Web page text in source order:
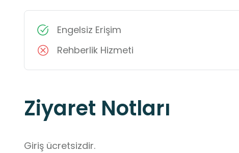
Engelsiz Erişim
Rehberlik Hizmeti
Ziyaret Notları
Giriş ücretsizdir.